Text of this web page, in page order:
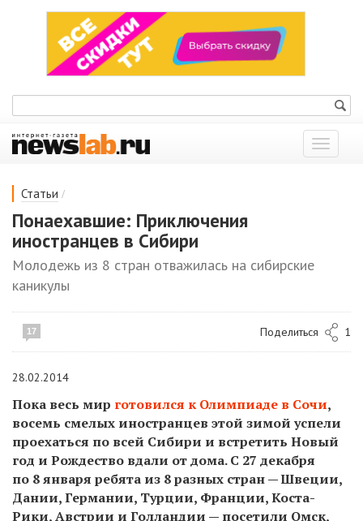
Показать
меню
Статьи /
Понаехавшие: Приключения
иностранцев в Сибири
Молодежь из 8 стран отважилась на сибирские
каникулы
17 Поделиться 1
28.02.2014
Пока весь мир готовился к Олимпиаде в Сочи,
восемь смелых иностранцев этой зимой успели
проехаться по всей Сибири и встретить Новый
год и Рождество вдали от дома. С 27 декабря
по 8 января ребята из 8 разных стран — Швеции,
Дании, Германии, Турции, Франции, Коста-
Рики, Австрии и Голландии — посетили Омск,